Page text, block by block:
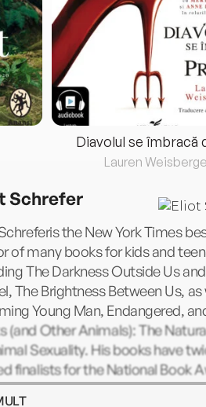
Diavolul se îmbracă
Lauren
Schrefer
the New York Times
of many books for kids and
The Darkness Outside Us
The Brightness Between Us, as
Young Man, Endangered,
(and Other Animals): The
Sexuality. His books have
finalists for the National Book
People’s Literature and have